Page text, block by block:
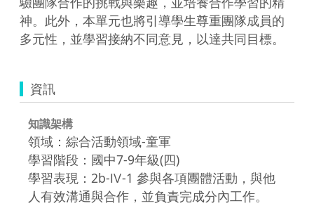
神。此外，本單元也將引導學生尊重團隊成員的
多元性，並學習接納不同意見，以達共同目標。
資訊
知識架構
領域：綜合活動領域-童軍
學習階段：國中7-9年級(四)
學習表現：2b-Ⅳ-1 參與各項團體活動，與他
人有效溝通與合作，並負責完成分內工作。